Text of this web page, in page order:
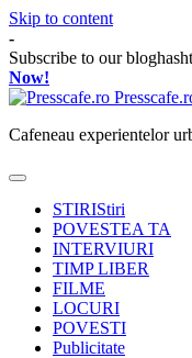
Skip to content
-
Subscribe to our
Now!
Cafeneau experientelor
STIRIStiri
POVESTEA TA
INTERVIURI
TIMP LIBER
FILME
LOCURI
POVESTI
Publicitate